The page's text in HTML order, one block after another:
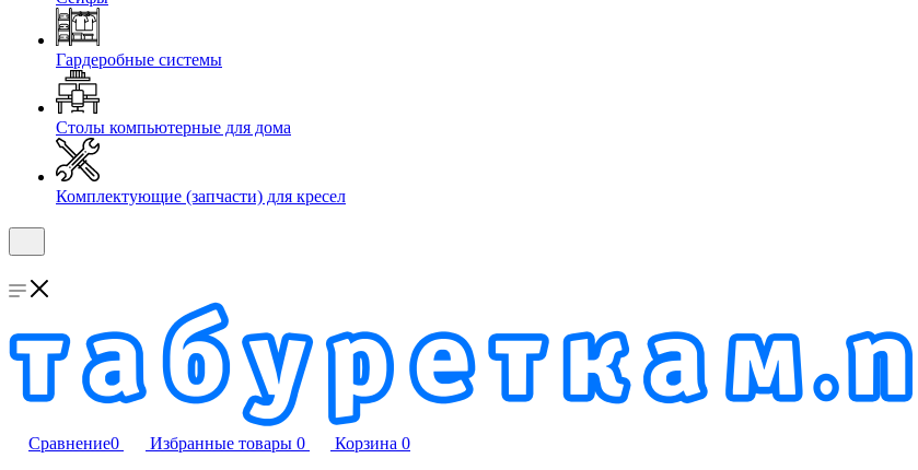
Гардеробные системы
Столы компьютерные для дома
Комплектующие (запчасти) для кресел
Сравнение0 Избранные товары 0 Корзина 0